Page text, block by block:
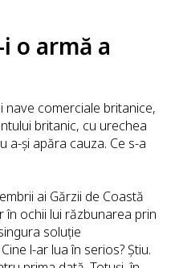
o armă a
nave comerciale britanice,
britanic, cu urechea
a-și apăra cauza. Ce s-a
ai Gărzii de Coastă
în ochii lui răzbunarea prin
soluție
l-ar lua în serios? Știu.